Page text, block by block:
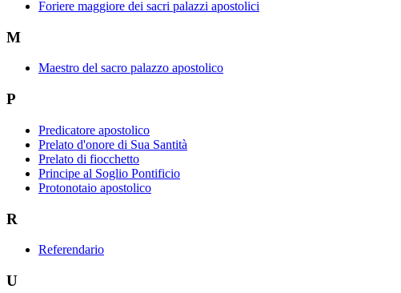
Foriere maggiore dei sacri palazzi apostolici
M
Maestro del sacro palazzo apostolico
P
Predicatore apostolico
Prelato d'onore di Sua Santità
Prelato di fiocchetto
Principe al Soglio Pontificio
Protonotaio apostolico
R
Referendario
U